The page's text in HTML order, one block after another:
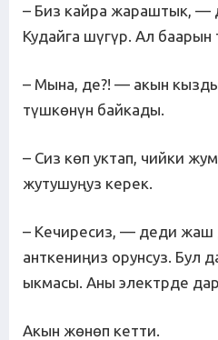
– Биз кайра жараштык, —
Кудайга шүгүр. Ал баарын
– Мына, де?! — акын
түшкөнүн байкады.
– Сиз көп уктап, чийки
жутушуңуз керек.
– Кечиресиз, — деди
анткениңиз орунсуз. Бул
ыкмасы. Аны электрде
Акын жөнөп кетти.